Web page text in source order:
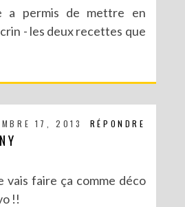
DE L’AVENT TOUT EN IMAGES
a permis de mettre en
- les deux recettes que
RÉPONDRE
17, 2013
vais faire ça comme déco
!!